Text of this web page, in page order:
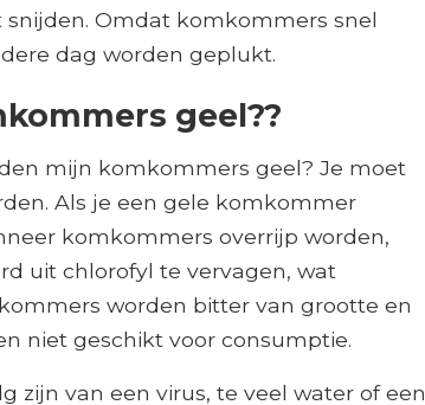
Omdat komkommers snel
dag worden geplukt.
geel??
mijn komkommers geel? Je moet
Als je een gele komkommer
komkommers overrijp worden,
uit chlorofyl te vervagen, wat
worden bitter van grootte en
niet geschikt voor consumptie.
zijn van een virus, te veel water of een